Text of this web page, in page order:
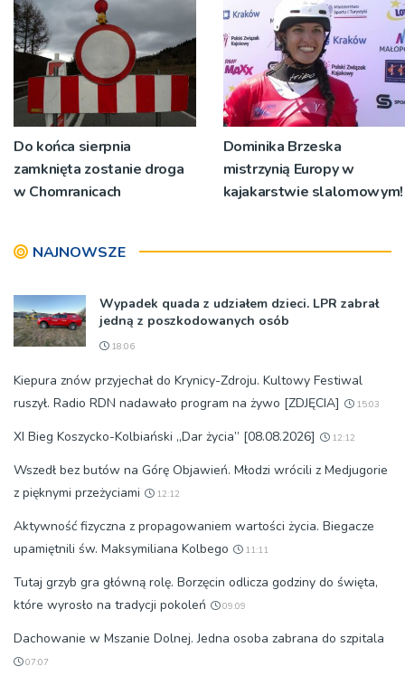
Do końca sierpnia
zamknięta zostanie droga
w Chomranicach
Dominika Brzeska
mistrzynią Europy w
kajakarstwie slalomowym!
NAJNOWSZE
Wypadek quada z udziałem dzieci. LPR zabrał
jedną z poszkodowanych osób
18:06
Kiepura znów przyjechał do Krynicy-Zdroju. Kultowy Festiwal
ruszył. Radio RDN nadawało program na żywo [ZDJĘCIA]
15:03
XI Bieg Koszycko-Kolbiański „Dar życia” [08.08.2026] 12:12
Wszedł bez butów na Górę Objawień. Młodzi wrócili z Medjugorie
z pięknymi przeżyciami
12:12
Aktywność fizyczna z propagowaniem wartości życia. Biegacze
upamiętnili św. Maksymiliana Kolbego
11:11
Tutaj grzyb gra główną rolę. Borzęcin odlicza godziny do święta,
które wyrosło na tradycji pokoleń
09:09
Dachowanie w Mszanie Dolnej. Jedna osoba zabrana do szpitala
07:07